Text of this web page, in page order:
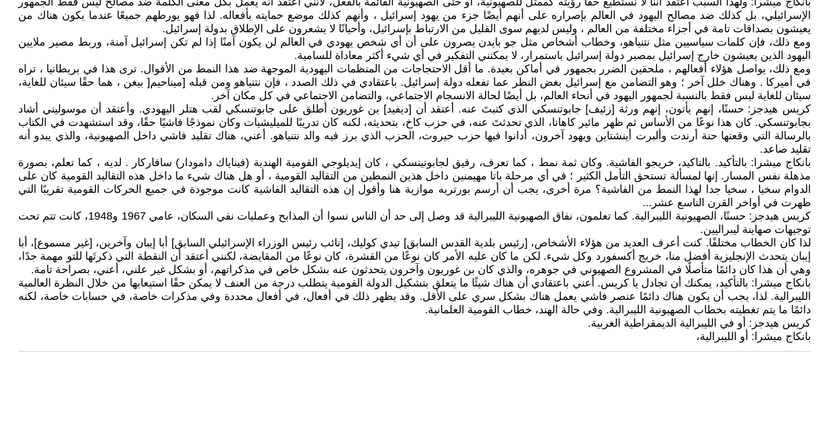
الإسرائيلي، بل كذلك ضد مصالح اليهود في العالم بإصراره على أنهم أيضًا جزء من يهود إسرائيل ، وأنهم كذلك موضع حمايته بأفعاله. لذا فهو يورطهم جميعًا عندما يكون هناك من
يعيشون بصداقات تامة في أجزاء مختلفة من العالم ، وليس لديهم سوى القليل من الارتباط بإسرائيل، وأحيانًا لا يشعرون على الإطلاق بدولة إسرائيل.
ومع ذلك، فإن كلمات سياسيين مثل نتنياهو، وخطاب أشخاص مثل جو بايدن يصرون على أن أي شخص يهودي في العالم لن يكون آمنًا إذا لم تكن إسرائيل آمنة، وربط مصير ملايين
اليهود الذين يعيشون خارج إسرائيل بمصير دولة إسرائيل باستمرار، لا يمكنني التفكير في أي شيء أكثر معاداة للسامية.
ومع ذلك، يواصل هؤلاء أفعالهم ، ملحقين الضرر بجمهور في أماكن بعيدة. ما أقل الاحتجاجات من المنظمات اليهودية الموجهة ضد هذا النمط من الأقوال. ترى هذا في بريطانيا ، تراه
في أميركا . وهناك خلل آخر ؛ وهو التضامن مع إسرائيل بغض النظر عما تفعله دولة إسرائيل. باعتقادي في ذلك الصدد ، فإن نتنياهو ومن قبله [ميناحيم[ بيغن ، هما حقًا سيئان للغاية،
سيئان للغاية ليس فقط بالنسبة لجمهور اليهود في أنحاء العالم، بل أيضًا لحالة الانسجام الاجتماعي، والتضامن الاجتماعي في كل مكان آخر.
كريس هيدجز: حسنًا، إنهم يأتون، إنهم ورثة [زئيف] جابوتنسكي الذي كتبتَ عنه. أعتقد أن [ديفيد] بن غوريون أطلق على جابوتنسكي لقب هتلر اليهودي. وأعتقد أن موسوليني أشاد
بجابوتنسكي. كان هذا نوعًا من الأساس ثم ظهر مائير كاهانا، الذي تحدثتَ عنه، في حزب كاخ، بتحديثه، لكنه كان تدريبًا للميليشيات وكان نموذجًا فاشيًا حقًا، وقد استشهدت في الكتاب
بالرسالة التي وقعتها حنة أرندت وألبرت أينشتاين ويهود آخرون، أدانوا فيها حزب حيروت، الحزب الذي برز فيه والد نتنياهو. أعني، هناك تقليد فاشي داخل الصهيونية، والذي يبدو أنه
تقليد صاعد.
بانكاج ميشرا: بالتأكيد. بالتاكيد، خريجو الفاشية. وكان ثمة نمط ، كما تعرف، رفيق لجابوتينسكي ، كان إيديلوجي القومية الهندية (فيناياك دامودار) سافاركار . لديه ، كما تعلم، بصورة
مذهلة نفس المسار. إنها لمسألة تستحق التأمل الكثير ؛ في أي مرحلة باتا مهيمنين داخل هذين النمطين من التقاليد القومية ، أو هل هناك شيء ما داخل هذه التقاليد القومية كان على
الدوام سخيا ، سخيا جدا لهذا النمط من الفاشية؟ مرة أخرى، يجب أن أرسم بورتريه موازية هنا وأقول إن هذه التقاليد الفاشية كانت موجودة في جميع الحركات القومية تقريبًا التي
ظهرت في أواخر القرن التاسع عشر...
كريس هيدجز: حسنًا، الصهيونية الليبرالية. كما تعلمون، نفاق الصهيونية الليبرالية قد وصل إلى حد أن الناس نسوا أن المذابح وعمليات نفي السكان، عامي 1967 و1948، كانت تتم تحت
توجيهات صهاينة ليبراليين.
لذا كان الخطاب مختلفًا. كنت أعرف العديد من هؤلاء الأشخاص، [رئيس بلدية القدس السابق] تيدي كوليك، [نائب رئيس الوزراء الإسرائيلي السابق] أبا إيبان وآخرين، [غير مسموع]، أبا
إيبان يتحدث الإنجليزية أفضل منا، خريج أكسفورد وكل شيء. لكن ما كان عليه الأمر كان نوعًا من القشرة، كان نوعًا من المقايضة، لكنني أعتقد أن النقطة التي ذكرتَها للتو مهمة جدًا،
وهي أن هذا كان دائمًا متأصلًا في المشروع الصهيوني في جوهره، والذي كان بن غوريون وآخرون يتحدثون عنه بشكل خاص في مذكراتهم، أو بشكل غير علني، أعني، بصراحة تامة.
بانكاج ميشرا: بالتأكيد، يمكنك أن تجادل يا كريس. أعني باعتقادي أن هناك شيئًا ما يتعلق بتشكيل الدولة القومية يتطلب درجة من العنف لا يمكن حقًا استيعابها من خلال النظرة العالمية
الليبرالية. لذا، يجب أن يكون هناك دائمًا عنصر فاشي يعمل هناك بشكل سري على الأقل. وقد يظهر ذلك في أفعال، في أفعال محددة وفي مذكرات خاصة، في حسابات خاصة، لكنه
دائمًا ما يتم تغطيته بخطاب الصهيونية الليبرالية. وفي حالة الهند، خطاب القومية العلمانية.
كريس هيدجز: أو في الليبرالية الديمقراطية الغربية.
بانكاج ميشرا: أو الليبرالية،